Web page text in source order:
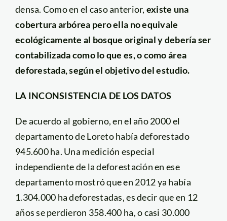
densa. Como en el caso anterior, existe una
cobertura arbórea pero ella no equivale
ecológicamente al bosque original y debería ser
contabilizada como lo que es, o como área
deforestada, según el objetivo del estudio.
LA INCONSISTENCIA DE LOS DATOS
De acuerdo al gobierno, en el año 2000 el
departamento de Loreto había deforestado
945.600 ha. Una medición especial
independiente de la deforestación en ese
departamento mostró que en 2012 ya había
1.304.000 ha deforestadas, es decir que en 12
años se perdieron 358.400 ha, o casi 30.000